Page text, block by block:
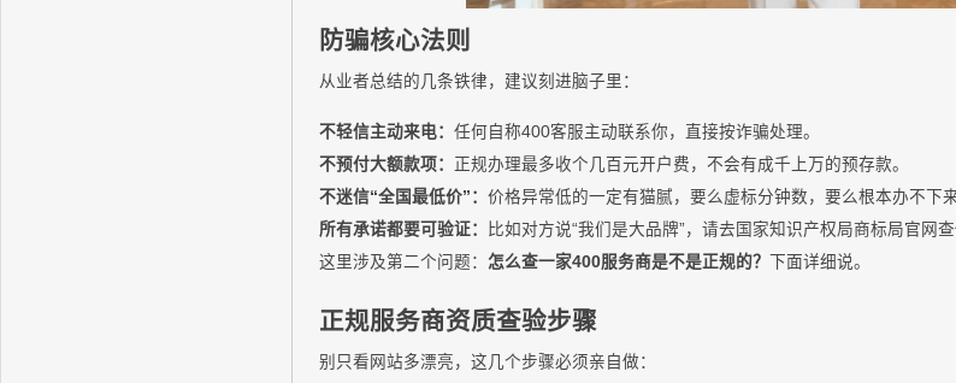
防骗核心法则
从业者总结的几条铁律，建议刻进脑子里：
不轻信主动来电：任何自称400客服主动联系你，直接按诈骗处理。
不预付大额款项：
正规办理最多收个几百元开户费，不会有成千上万的预存款。
不迷信“全国最低价”：价格异常低的一定有猫腻，要么虚标分钟数，要么根本办不下来
所有承诺都要可验证：
比如对方说“我们是大品牌”，请去国家知识产权局商标局官网
这里涉及第二个问题： 怎么查一家400服务商是不是正规的？ 下面详细说。
正规服务商资质查验步骤
别只看网站多漂亮，这几个步骤必须亲自做：